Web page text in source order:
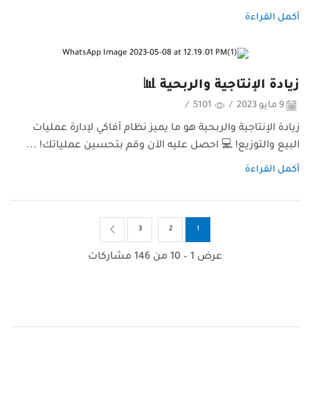
أكمل القراءة
زيادة الإنتاجية والربحية 📊
/
5101
/
زيادة الإنتاجية والربحية هو ما يميز نظام أفاكي لإدارة عمليات
البيع والتوزيع! 💻 احصل عليه الآن وقم بتحسين عملياتك! ...
أكمل القراءة
عرض 1 – 10 من 146 مشاركات
1
2
3